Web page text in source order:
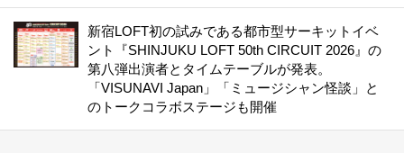
新宿LOFT初の試みである都市型サーキットイベ
ント『SHINJUKU LOFT 50th CIRCUIT 2026』の
第八弾出演者とタイムテーブルが発表。
「VISUNAVI Japan」「ミュージシャン怪談」と
のトークコラボステージも開催